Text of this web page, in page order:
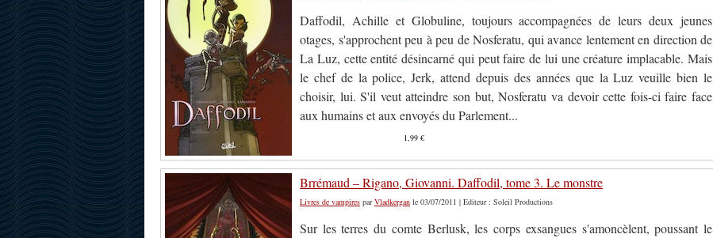
Daffodil, Achille et Globuline, toujours accompagnées de leurs deux jeunes
otages, s'approchent peu à peu de Nosferatu, qui avance lentement en direction de
La Luz, cette entité désincarné qui peut faire de lui une créature implacable. Mais
le chef de la police, Jerk, attend depuis des années que la Luz veuille bien le
choisir, lui. S'il veut atteindre son but, Nosferatu va devoir cette fois-ci faire face
aux humains et aux envoyés du Parlement...
1,99 €
Brrémaud – Rigano, Giovanni. Daffodil, tome 3. Le monstre
Livres de vampires parVladkergan le 03/07/2011 | Editeur : Soleil Productions
Sur les terres du comte Berlusk, les corps exsangues s'amoncèlent, poussant le